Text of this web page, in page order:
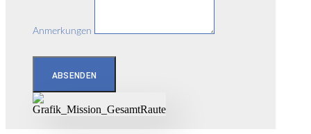
Anmerkungen
ABSENDEN